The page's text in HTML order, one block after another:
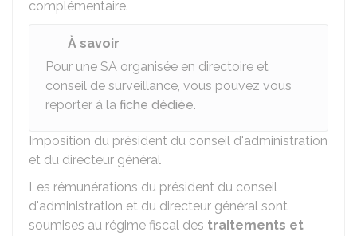
complémentaire.
À savoir
Pour une SA organisée en directoire et
conseil de surveillance, vous pouvez vous
reporter à la fiche dédiée.
Imposition du président du conseil d'administration
et du directeur général
Les rémunérations du président du conseil
d'administration et du directeur général sont
soumises au régime fiscal des traitements et